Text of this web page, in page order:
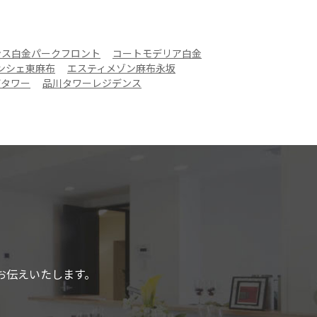
白金パークフロント
コートモデリア白金
シェ東麻布
エスティメゾン麻布永坂
ワー
品川タワーレジデンス
えいたします。